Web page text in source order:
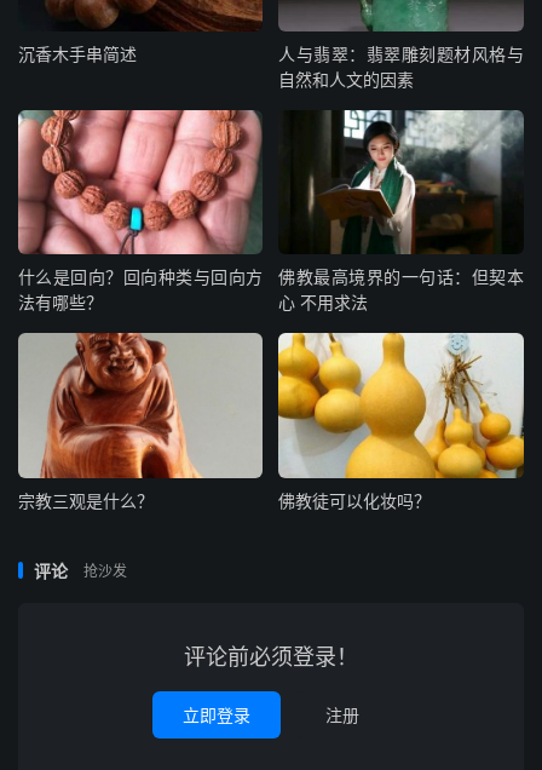
沉香木手串简述
人与翡翠：翡翠雕刻题材风格与
自然和人文的因素
什么是回向？回向种类与回向方
法有哪些？
佛教最高境界的一句话：但契本
心 不用求法
宗教三观是什么？ 佛教徒可以化妆吗？
评论 抢沙发
评论前必须登录！
立即登录 注册